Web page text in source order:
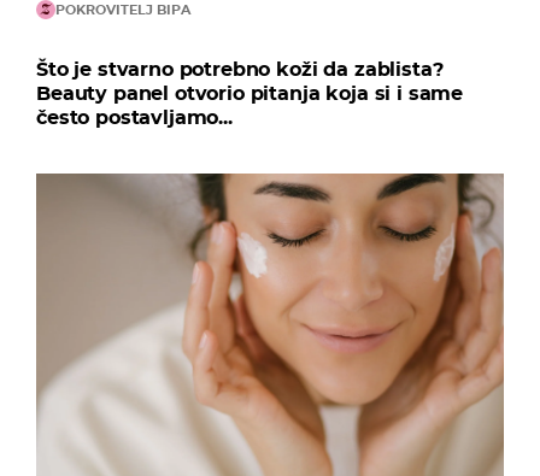
POKROVITELJ BIPA
Što je stvarno potrebno koži da zablista?
Beauty panel otvorio pitanja koja si i same
često postavljamo...